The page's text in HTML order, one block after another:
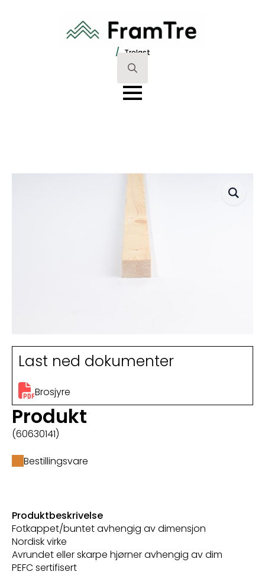
/ Trelast
Search
for:
Last ned dokumenter
Brosjyre
Produkt
(60630141)
Bestillingsvare
Produktbeskrivelse
Fotkappet/buntet avhengig av dimensjon
Nordisk virke
Avrundet eller skarpe hjørner avhengig av dim
PEFC sertifisert